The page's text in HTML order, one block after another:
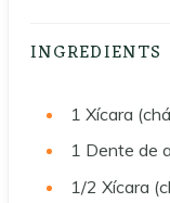
INGREDIENTS
1 Xícara
1 Dente de
1/2 Xícara